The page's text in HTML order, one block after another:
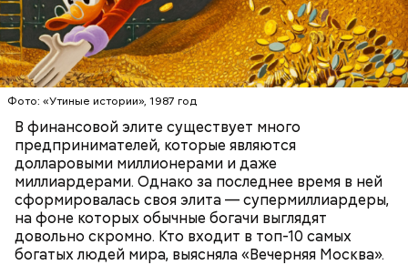
Фото: «Утиные истории», 1987 год
В финансовой элите существует много
предпринимателей, которые являются
долларовыми миллионерами и даже
миллиардерами. Однако за последнее время в ней
сформировалась своя элита — супермиллиардеры,
на фоне которых обычные богачи выглядят
довольно скромно. Кто входит в топ-10 самых
богатых людей мира, выясняла «Вечерняя Москва».
Фото: Shutterstock
БОГАТСТВО
БИЗНЕС
ПРЕДПРИНИМАТЕЛИ
МИЛЛИАРДЕРЫ
ДЕНЬГИ
Люсиль Рандон (118 лет)